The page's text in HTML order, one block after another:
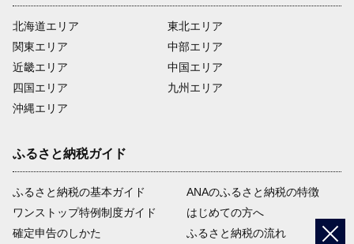
北海道エリア
関東エリア
近畿エリア
四国エリア
沖縄エリア
東北エリア
中部エリア
中国エリア
九州エリア
ふるさと納税ガイド
ふるさと納税の基本ガイド
ワンストップ特例制度ガイド
確定申告のしかた
ANAのふるさと納税の特徴
はじめての方へ
ふるさと納税の流れ